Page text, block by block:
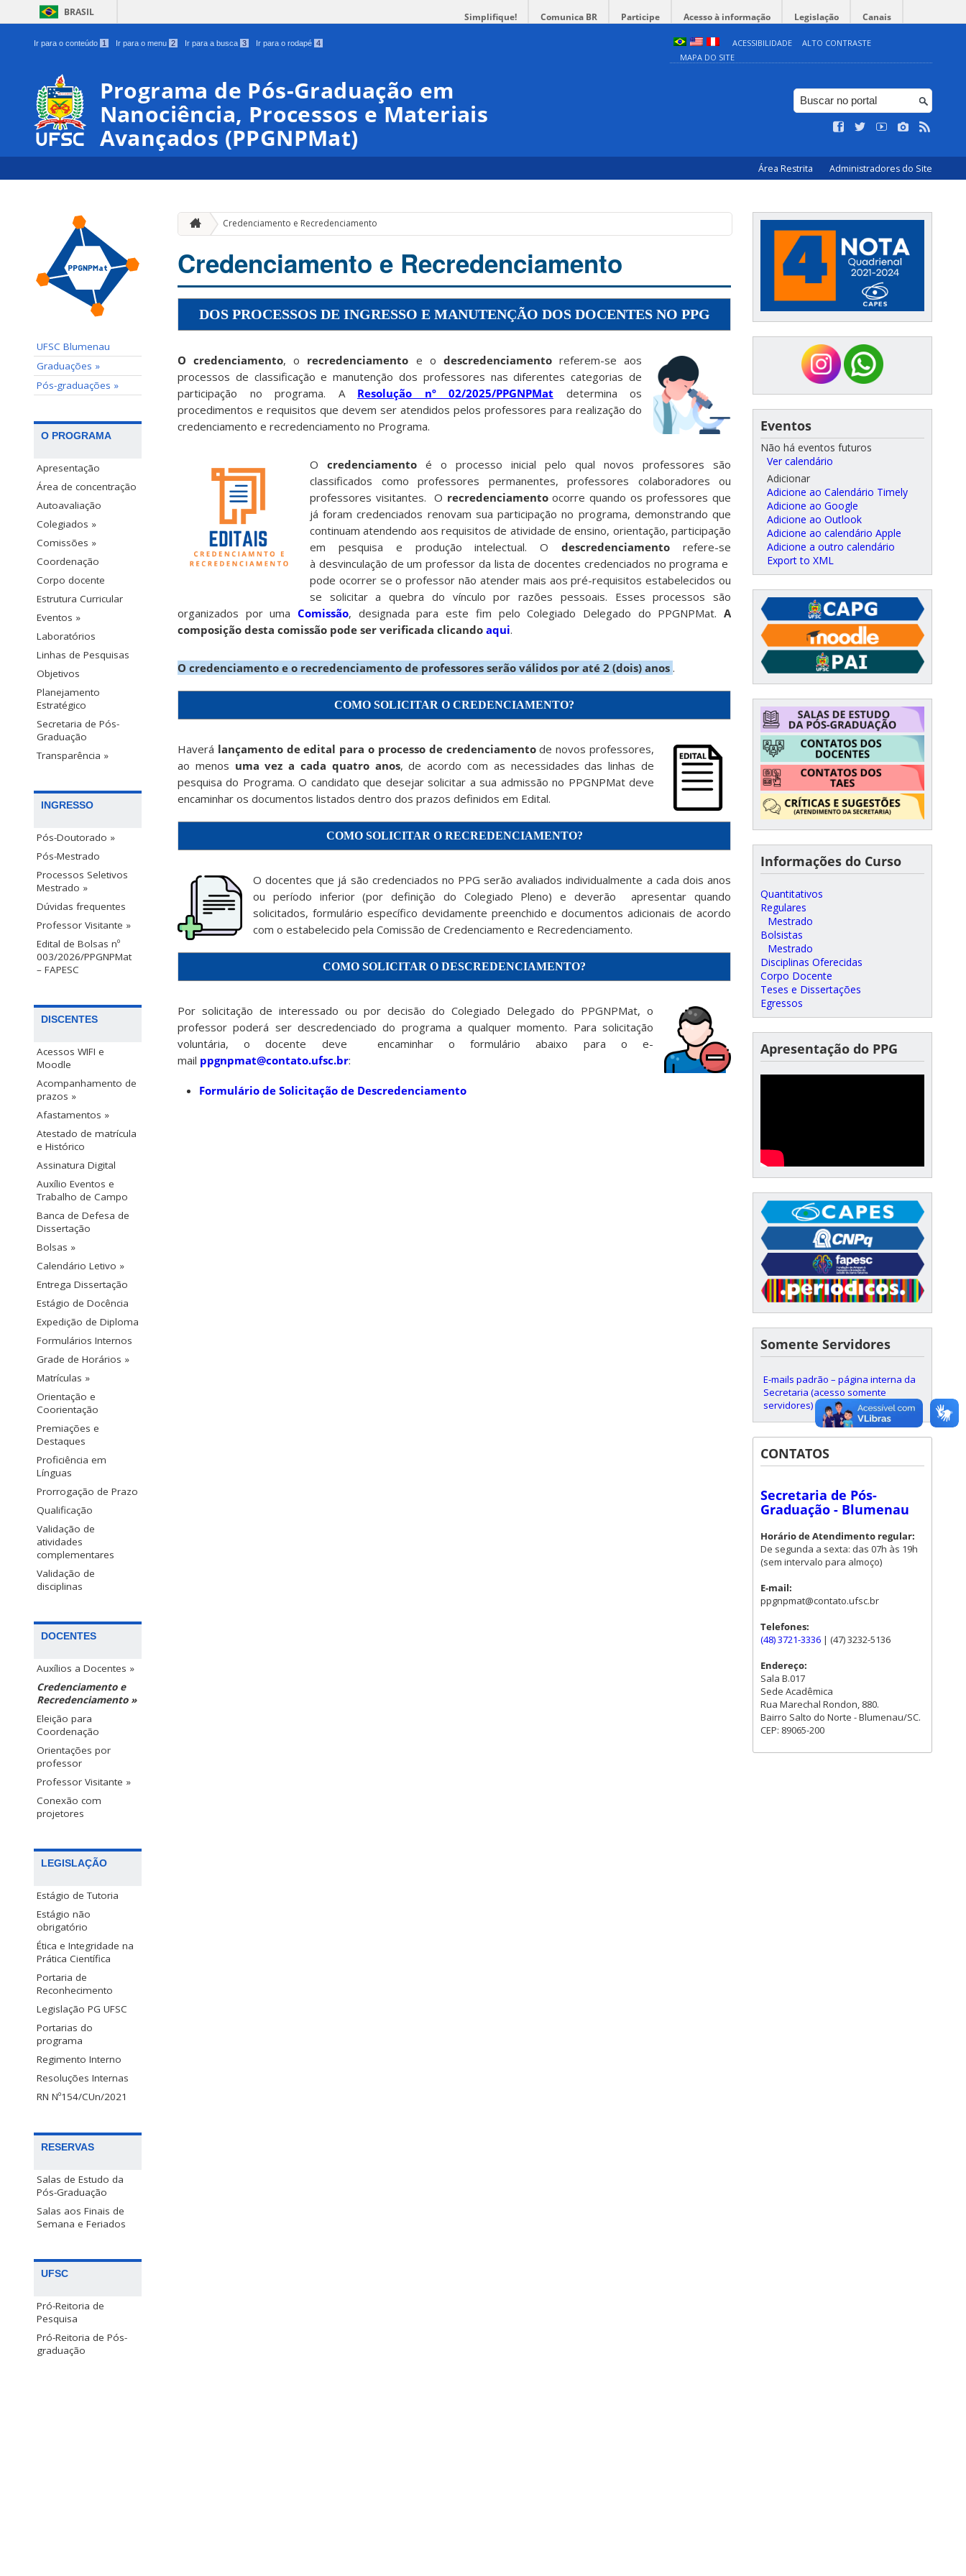
BRASIL Simplifique! Comunica BR Participe Acesso à informação Legislação Canais
Ir para o conteúdo 1 Ir para o menu 2 Ir para a busca 3 Ir para o rodapé 4 ACESSIBILIDADE
ALTO CONTRASTE
MAPA DO SITE
Programa de Pós-Graduação em
Nanociência, Processos e Materiais
Avançados (PPGNPMat)
Área Restrita Administradores do Site
UFSC Blumenau
Graduações »
Pós-graduações »
O PROGRAMA
Apresentação
Área de concentração
Autoavaliação
Colegiados »
Comissões »
Coordenação
Corpo docente
Estrutura Curricular
Eventos »
Laboratórios
Linhas de Pesquisas
Objetivos
Planejamento
Estratégico
Secretaria de Pós-
Graduação
Transparência »
INGRESSO
Pós-Doutorado »
Pós-Mestrado
Processos Seletivos
Mestrado »
Dúvidas frequentes
Professor Visitante »
Edital de Bolsas nº
003/2026/PPGNPMat
– FAPESC
DISCENTES
Acessos WIFI e
Moodle
Acompanhamento de
prazos »
Afastamentos »
Atestado de matrícula
e Histórico
Assinatura Digital
Auxílio Eventos e
Trabalho de Campo
Banca de Defesa de
Dissertação
Bolsas »
Calendário Letivo »
Entrega Dissertação
Estágio de Docência
Expedição de Diploma
Formulários Internos
Grade de Horários »
Matrículas »
Orientação e
Coorientação
Premiações e
Destaques
Proficiência em
Línguas
Prorrogação de Prazo
Qualificação
Validação de
atividades
complementares
Validação de
disciplinas
DOCENTES
Auxílios a Docentes »
Credenciamento e
Recredenciamento »
Eleição para
Coordenação
Orientações por
professor
Professor Visitante »
Conexão com
projetores
LEGISLAÇÃO
Estágio de Tutoria
Estágio não
obrigatório
Ética e Integridade na
Prática Científica
Portaria de
Reconhecimento
Legislação PG UFSC
Portarias do
programa
Regimento Interno
Resoluções Internas
RN Nº154/CUn/2021
RESERVAS
Salas de Estudo da
Pós-Graduação
Salas aos Finais de
Semana e Feriados
UFSC
Pró-Reitoria de
Pesquisa
Pró-Reitoria de Pós-
graduação
Credenciamento e Recredenciamento
Credenciamento e Recredenciamento
DOS PROCESSOS DE INGRESSO E MANUTENÇÃO DOS DOCENTES NO PPG
O credenciamento, o recredenciamento e o descredenciamentoreferem-se aos
processos de classificação e manutenção dos professores nas diferentes categorias de
participação no programa. A Resolução nº 02/2025/PPGNPMat determina os
procedimentos e requisitos que devem ser atendidos pelos professores para realização do
credenciamento e recredenciamento no Programa.
O credenciamento é o processo inicial pelo qual novos professores são
classificados como professores permanentes, professores colaboradores ou
professores visitantes. O recredenciamentoocorre quando os professores que
já foram credenciados renovam sua participação no programa, demonstrando que
continuam atendendo aos requisitos de atividade de ensino, orientação, participação
em pesquisa e produção intelectual. Odescredenciamento refere-se
à desvinculação de um professor da lista de docentes credenciados no programa e
pode ocorrer se o professor não atender mais aos pré-requisitos estabelecidos ou
se solicitar a quebra do vínculo por razões pessoais. Esses processos são
organizados por umaComissão, designada para este fim pelo Colegiado Delegado do PPGNPMat.A
composição desta comissão pode ser verificada clicando aqui.
O credenciamento e o recredenciamento de professores serão válidos por até 2 (dois) anos .
COMO SOLICITAR O CREDENCIAMENTO?
Haverá lançamento de edital para o processo de credenciamentode novos professores,
ao menos uma vez a cada quatro anos, de acordo com as necessidades das linhas de
pesquisa do Programa. O candidato que desejar solicitar a sua admissão no PPGNPMat deve
encaminhar os documentos listados dentro dos prazos definidos em Edital.
COMO SOLICITAR O RECREDENCIAMENTO?
O docentes que já são credenciados no PPG serão avaliados individualmente a cada dois anos
ou período inferior (por definição do Colegiado Pleno) e deverão apresentar quando
solicitados, formulário específico devidamente preenchido e documentos adicionais de acordo
com o estabelecido pela Comissão de Credenciamento e Recredenciamento.
COMO SOLICITAR O DESCREDENCIAMENTO?
Por solicitação de interessado ou por decisão do Colegiado Delegado do PPGNPMat, o
professor poderá ser descredenciado do programa a qualquer momento. Para solicitação
voluntária, o docente deve encaminhar o formulário abaixo para o e-
mail ppgnpmat@contato.ufsc.br:
Formulário de Solicitação de Descredenciamento
Eventos
Não há eventos futuros
Ver calendário
Adicionar
Adicione ao Calendário Timely
Adicione ao Google
Adicione ao Outlook
Adicione ao calendário Apple
Adicione a outro calendário
Export to XML
Informações do Curso
Quantitativos
Regulares
Mestrado
Bolsistas
Mestrado
Disciplinas Oferecidas
Corpo Docente
Teses e Dissertações
Egressos
Apresentação do PPG
Somente Servidores
E-mails padrão – página interna da
Secretaria (acesso somente
servidores)
CONTATOS
Secretaria de Pós-
Graduação - Blumenau
Horário de Atendimento regular:
De segunda a sexta: das 07h às 19h
(sem intervalo para almoço)
E-mail:
ppgnpmat@contato.ufsc.br
Telefones:
(48) 3721-3336 | (47) 3232-5136
Endereço:
Sala B.017
Sede Acadêmica
Rua Marechal Rondon, 880.
Bairro Salto do Norte - Blumenau/SC.
CEP: 89065-200